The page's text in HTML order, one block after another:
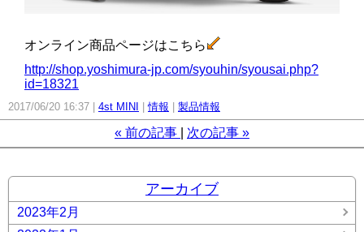
オンライン商品ページはこちら
http://shop.yoshimura-jp.com/syouhin/syousai.php?
id=18321
2017/06/20 16:37 4st MINI 情報 製品情報
« 前の記事 次の記事 »
アーカイブ
2023年2月